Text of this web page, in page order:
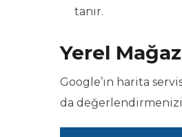
tanır.
Yerel
Google’ın harita
da değerlendirmenizi